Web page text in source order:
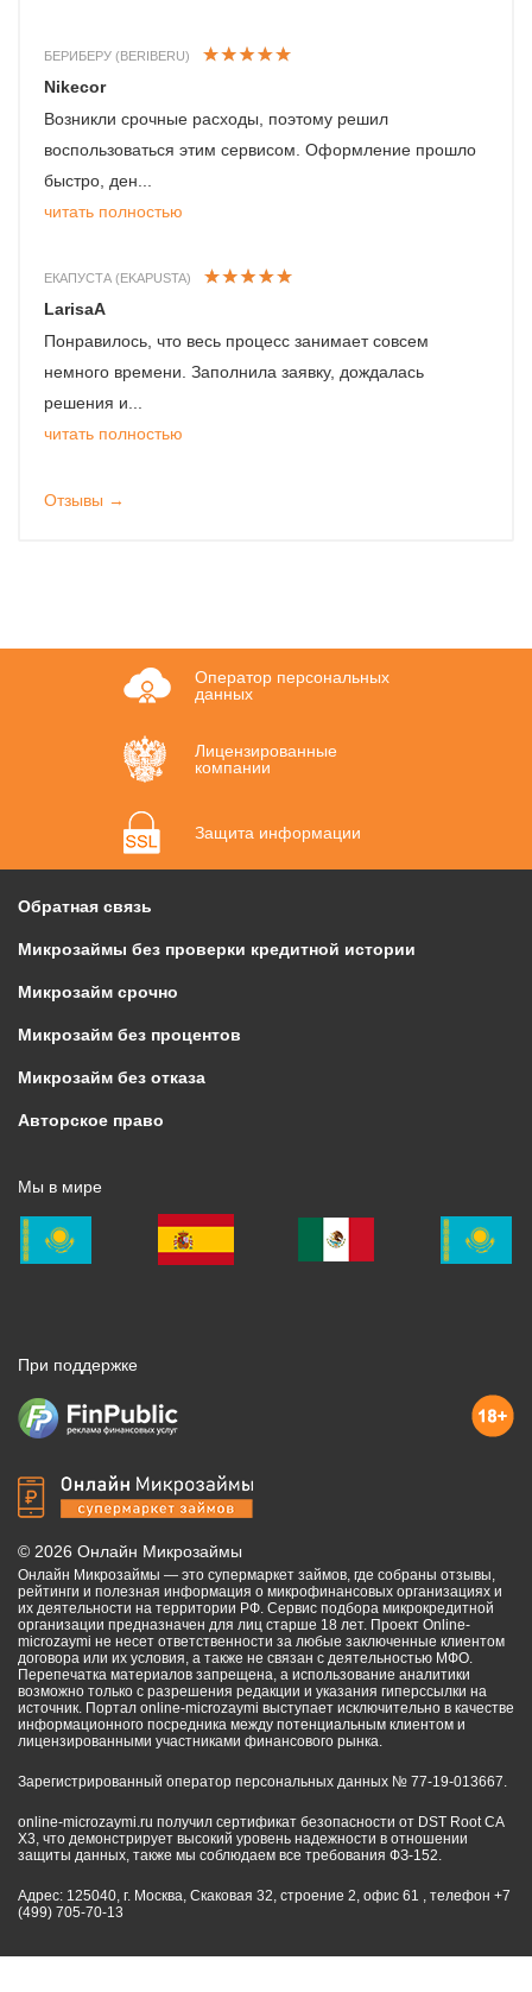
БЕРИБЕРУ (BERIBERU)
Nikecor
Возникли срочные расходы, поэтому решил
воспользоваться этим сервисом. Оформление прошло
быстро, ден...
читать полностью
ЕКАПУСТА (EKAPUSTA)
LarisaA
Понравилось, что весь процесс занимает совсем
немного времени. Заполнила заявку, дождалась
решения и...
читать полностью
Отзывы →
Оператор персональных
данных
Лицензированные
компании
Защита информации
Обратная связь
Микрозаймы без проверки кредитной истории
Микрозайм срочно
Микрозайм без процентов
Микрозайм без отказа
Авторское право
Мы в мире
При поддержке
© 2026 Онлайн Микрозаймы
Онлайн Микрозаймы — это супермаркет займов, где собраны отзывы,
рейтинги и полезная информация о микрофинансовых организациях и
их деятельности на территории РФ. Сервис подбора микрокредитной
организации предназначен для лиц старше 18 лет. Проект Online-
microzaymi не несет ответственности за любые заключенные клиентом
договора или их условия, а также не связан с деятельностью МФО.
Перепечатка материалов запрещена, а использование аналитики
возможно только с разрешения редакции и указания гиперссылки на
источник. Портал online-microzaymi выступает исключительно в качестве
информационного посредника между потенциальным клиентом и
лицензированными участниками финансового рынка.
Зарегистрированный оператор персональных данных № 77-19-013667.
online-microzaymi.ru получил сертификат безопасности от DST Root CA
X3, что демонстрирует высокий уровень надежности в отношении
защиты данных, также мы соблюдаем все требования ФЗ-152.
Адрес: 125040, г. Москва, Скаковая 32, строение 2, офис 61 , телефон +7
(499) 705-70-13